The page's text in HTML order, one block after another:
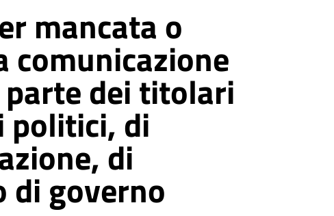
mancata o
comunicazione
dei titolari
politici, di
di
di governo